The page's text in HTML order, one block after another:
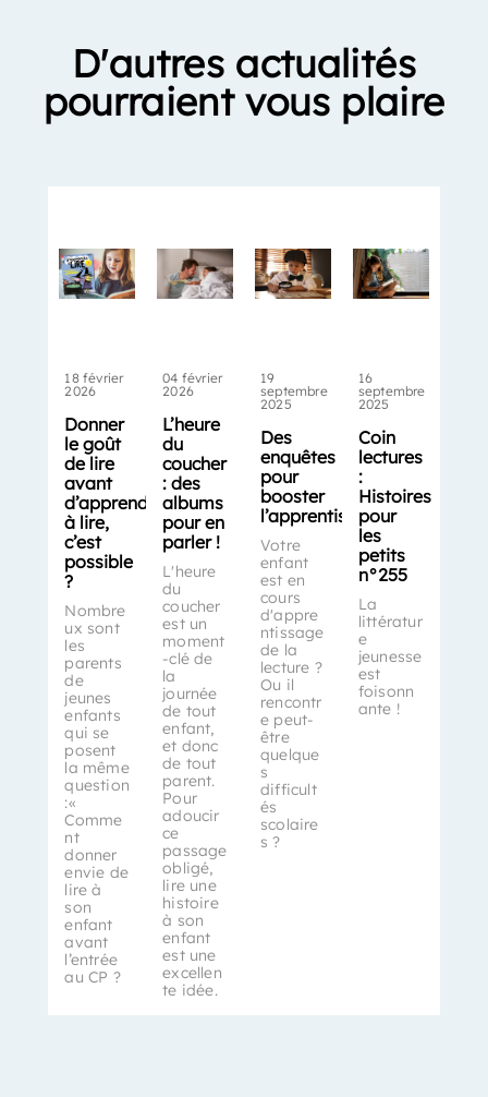
D'autres actualités
pourraient vous plaire
18 février
2026
Donner
le goût
de lire
avant
d’apprendre
à lire,
c’est
possible
?
Nombre
ux sont
les
parents
de
jeunes
enfants
qui se
posent
la même
question
:«
Comme
nt
donner
envie de
lire à
son
enfant
avant
l’entrée
au CP ?
04 février
2026
L’heure
du
coucher
: des
albums
pour en
parler !
L'heure
du
coucher
est un
moment
-clé de
la
journée
de tout
enfant,
et donc
de tout
parent.
Pour
adoucir
ce
passage
obligé,
lire une
histoire
à son
enfant
est une
excellen
te idée.
19
septembre
2025
Des
enquêtes
pour
booster
l’apprentissage
Votre
enfant
est en
cours
d'appre
ntissage
de la
lecture ?
Ou il
rencontr
e peut-
être
quelque
s
difficult
és
scolaire
s ?
16
septembre
2025
Coin
lectures
:
Histoires
pour
les
petits
n°255
La
littératur
e
jeunesse
est
foisonn
ante !